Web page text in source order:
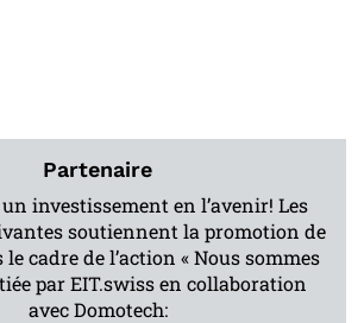
Partenaire
investissement en l’avenir! Les
soutiennent la promotion de
cadre de l’action « Nous sommes
par EIT.swiss en collaboration
avec Domotech: